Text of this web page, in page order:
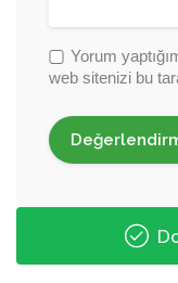
Yorum
web sitenizi bu